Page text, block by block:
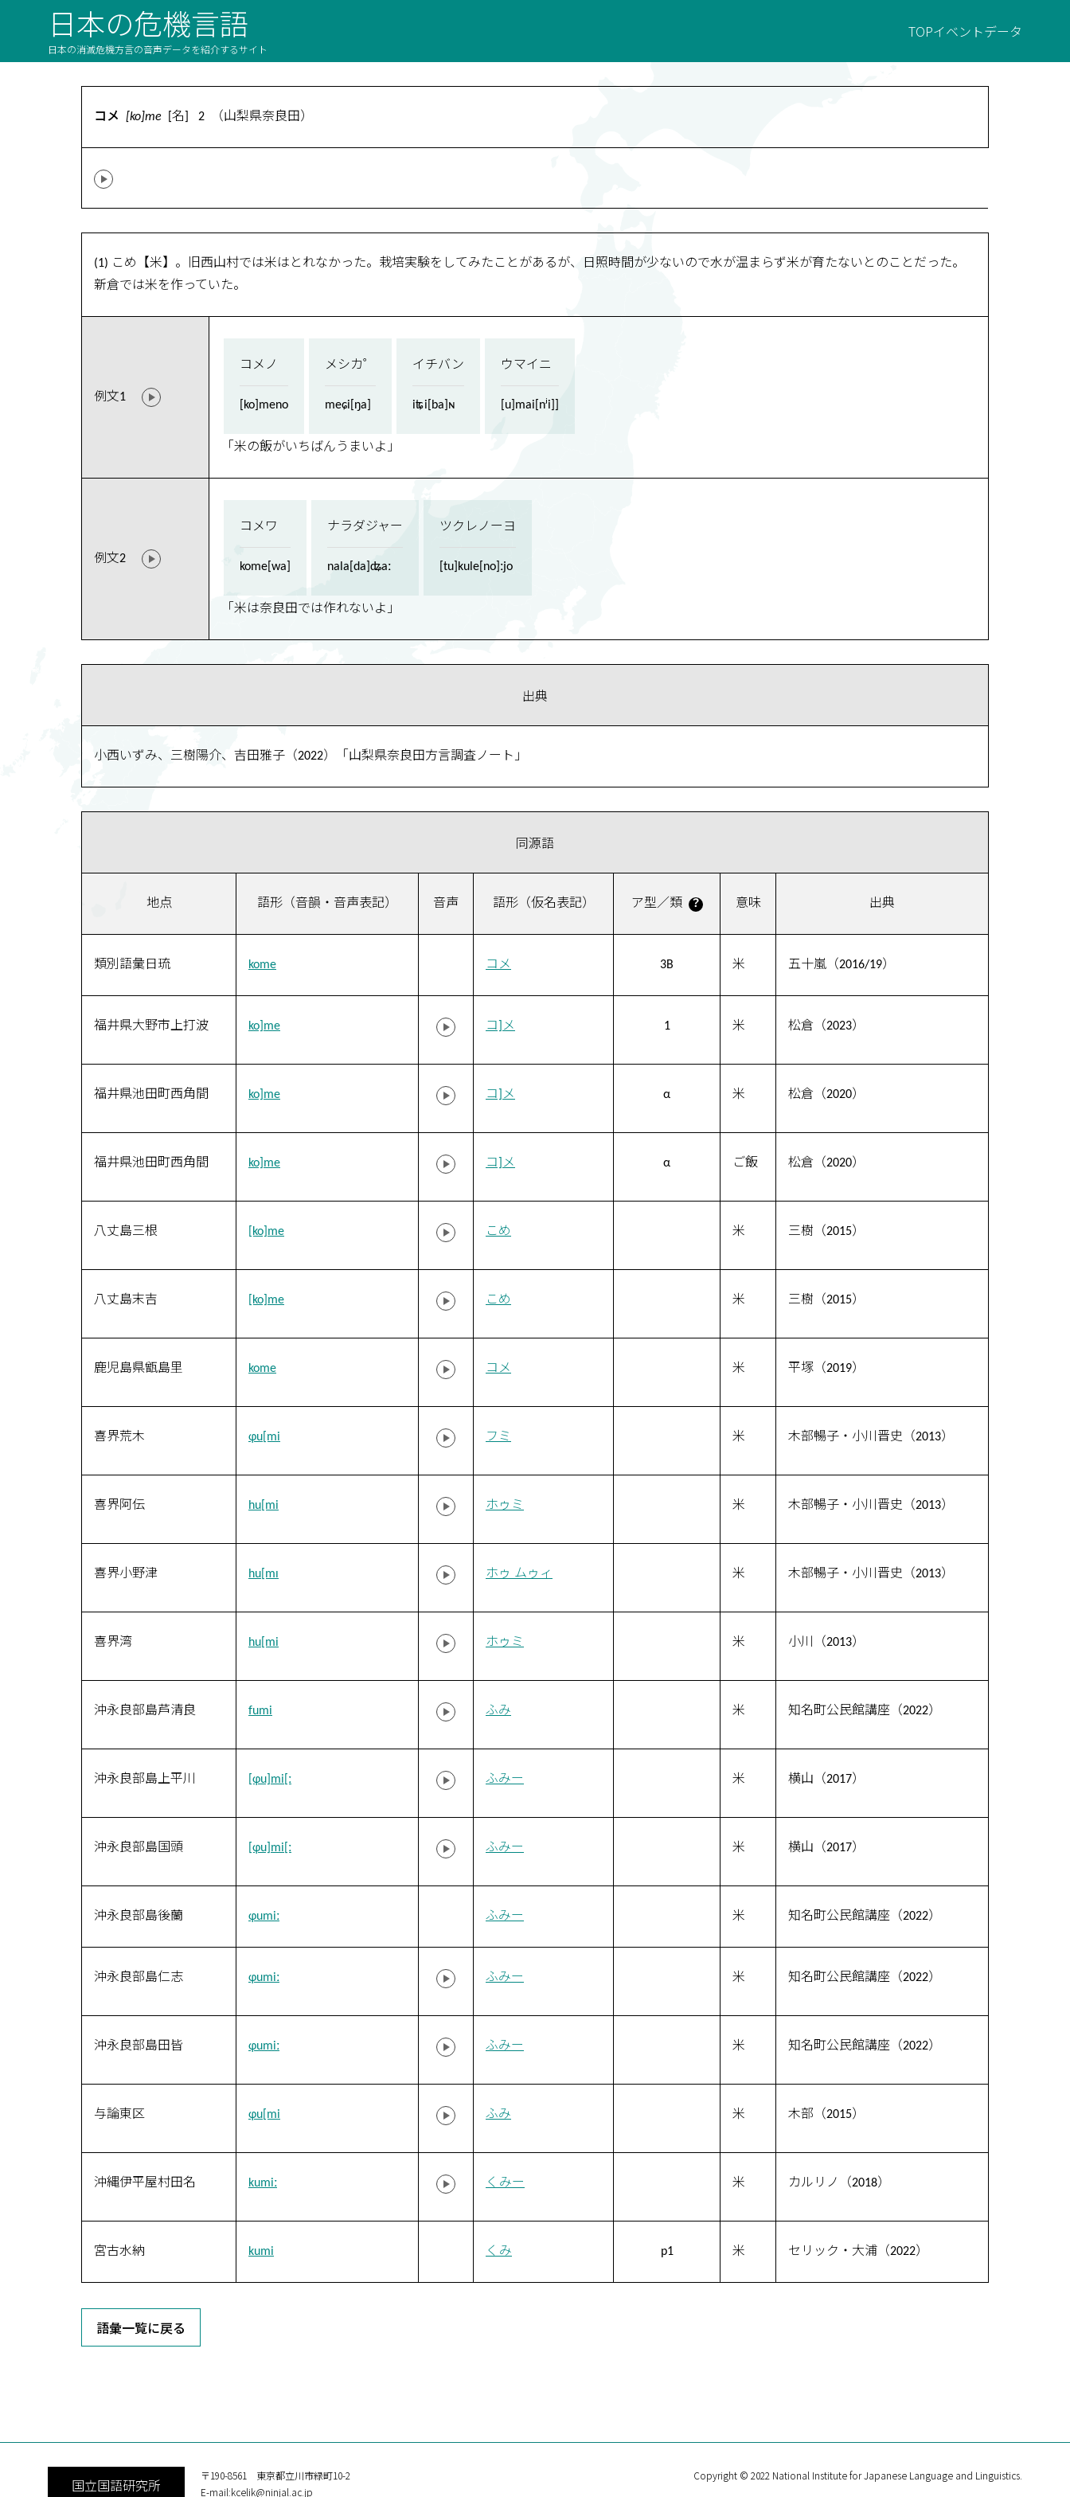
日本の危機言語
日本の消滅危機方言の音声データを紹介するサイト
TOPイベントデータ
コメ [ko]me [名] 2 （山梨県奈良田）
(1) こめ【米】。旧西山村では米はとれなかった。栽培実験をしてみたことがあるが、日照時間が少ないので水が温まらず米が育たないとのことだった。
新倉では米を作っていた。
例文1
コメノ
[ko]meno
メシカ゜
meɕi[ŋa]
イチバン
iʨi[ba]ɴ
ウマイニ
[u]mai[nʲi]]
「米の飯がいちばんうまいよ」
例文2
コメワ
kome[wa]
ナラダジャー
nala[da]ʥaː
ツクレノーヨ
[tu]kule[no]ːjo
「米は奈良田では作れないよ」
出典
小西いずみ、三樹陽介、吉田雅子（2022）「山梨県奈良田方言調査ノート」
同源語
地点 語形（音韻・音声表記） 音声 語形（仮名表記） ア型／類 ？ 意味 出典
類別語彙日琉 kome コメ 3B 米 五十嵐（2016/19）
福井県大野市上打波 ko]me コ]メ 1 米 松倉（2023）
福井県池田町西角間 ko]me コ]メ α 米 松倉（2020）
福井県池田町西角間 ko]me コ]メ α ご飯 松倉（2020）
八丈島三根 [ko]me こめ 米 三樹（2015）
八丈島末吉 [ko]me こめ 米 三樹（2015）
鹿児島県甑島里 kome コメ 米 平塚（2019）
喜界荒木 ɸu[mi フミ 米 木部暢子・小川晋史（2013）
喜界阿伝 hu[mi ホゥミ 米 木部暢子・小川晋史（2013）
喜界小野津 hu[mɪ ホゥ ムゥィ 米 木部暢子・小川晋史（2013）
喜界湾 hu[mi ホゥミ 米 小川（2013）
沖永良部島芦清良 fumi ふみ 米 知名町公民館講座（2022）
沖永良部島上平川 [ɸu]mi[ː ふみー 米 横山（2017）
沖永良部島国頭 [ɸu]mi[ː ふみー 米 横山（2017）
沖永良部島後蘭 ɸumiː ふみー 米 知名町公民館講座（2022）
沖永良部島仁志 ɸumiː ふみー 米 知名町公民館講座（2022）
沖永良部島田皆 ɸumiː ふみー 米 知名町公民館講座（2022）
与論東区 ɸu[mi ふみ 米 木部（2015）
沖縄伊平屋村田名 kumiː くみー 米 カルリノ（2018）
宮古水納 kumi くみ p1 米 セリック・大浦（2022）
語彙一覧に戻る
国立国語研究所
〒190-8561 東京都立川市緑町10-2
E-mail:kcelik@ninjal.ac.jp
Copyright © 2022 National Institute for Japanese Language and Linguistics.